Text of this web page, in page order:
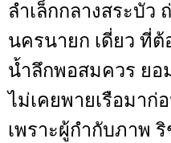
ลำเล็กกลางสระบัว
นครนายก เดี่ยว ที่
น้ำลึกพอสมควร ยอ
ไม่เคยพายเรือมา
เพราะผู้กำกับภาพ